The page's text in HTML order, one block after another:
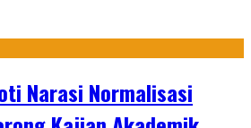
Narasi Normalisasi